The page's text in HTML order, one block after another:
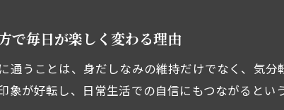
理容室が癒
理容室利用
で毎日が楽しく変わる理由
通うことは、身だしなみの維持だけでなく、気
象が好転し、日常生活での自信にもつながるとい